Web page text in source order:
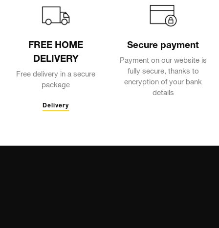
FREE HOME
DELIVERY
Free delivery in a secure
package
Delivery
Secure payment
Payment on our website is
fully secure, thanks to
encryption of your bank
details